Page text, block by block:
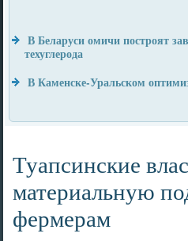
В Беларуси омичи построят
техуглерода
В Каменске-Уральском
Туапсинские
материальную
фермерам